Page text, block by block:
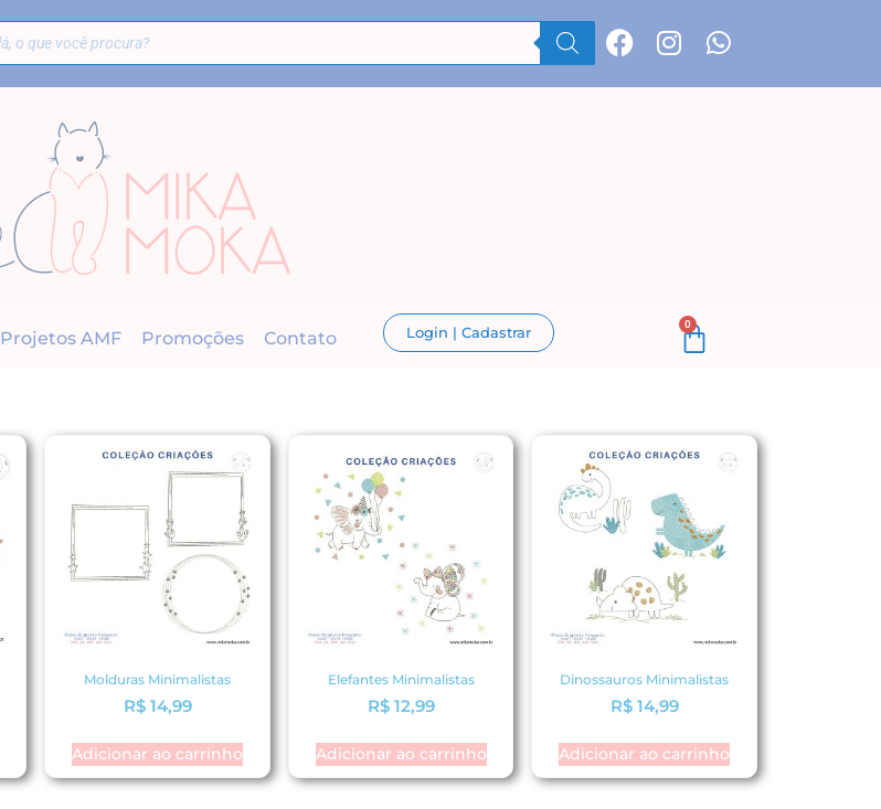
Projetos AMF Promoções Contato Login | Cadastrar 0
Molduras Minimalistas
R$14,99
Adicionar ao carrinho
Elefantes Minimalistas
R$12,99
Adicionar ao carrinho
Dinossauros Minimalistas
R$14,99
Adicionar ao carrinho